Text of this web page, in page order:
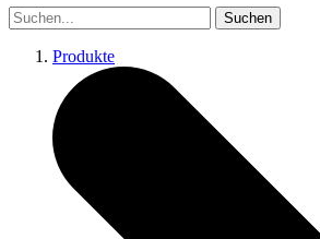
Suchen
Produkte